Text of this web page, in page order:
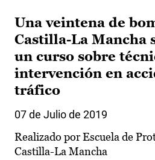
Una veintena de
Castilla-La Mancha
un curso sobre
intervención en
tráfico
07 de Julio de 2019
Realizado por Escuela de
Castilla-La Mancha